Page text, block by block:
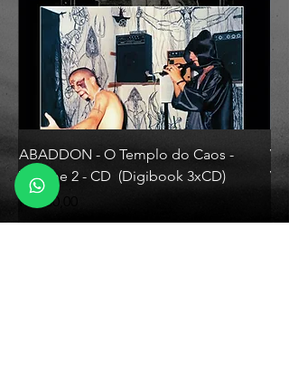
ABADDON - O Templo do Caos -
Volume 2 - CD (Digibook 3xCD)
Preço
R$ 130,00